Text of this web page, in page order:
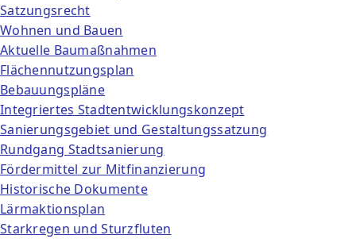
Satzungsrecht
Wohnen und Bauen
Aktuelle Baumaßnahmen
Flächennutzungsplan
Bebauungspläne
Integriertes Stadtentwicklungskonzept
Sanierungsgebiet und Gestaltungssatzung
Rundgang Stadtsanierung
Fördermittel zur Mitfinanzierung
Historische Dokumente
Lärmaktionsplan
Starkregen und Sturzfluten